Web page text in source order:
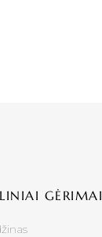
GĖRIMAI